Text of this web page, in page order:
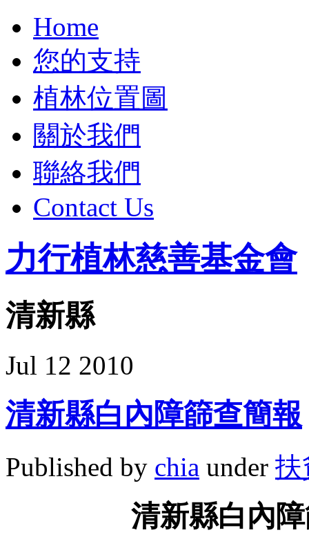
Home
您的支持
植林位置圖
關於我們
聯絡我們
Contact Us
力行植林慈善基金會
清新縣
Jul 12 2010
清新縣白內障篩查簡報
Published by chia under 扶
清新縣白內